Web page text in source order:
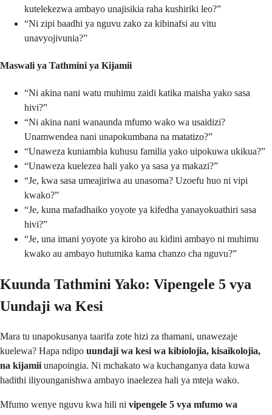
kutelekezwa ambayo unajisikia raha kushiriki leo?”
“Ni zipi baadhi ya nguvu zako za kibinafsi au vitu
unavyojivunia?”
Maswali ya Tathmini ya Kijamii
“Ni akina nani watu muhimu zaidi katika maisha yako sasa
hivi?”
“Ni akina nani wanaunda mfumo wako wa usaidizi?
Unamwendea nani unapokumbana na matatizo?”
“Unaweza kuniambia kuhusu familia yako uipokuwa ukikua?”
“Unaweza kuelezea hali yako ya sasa ya makazi?”
“Je, kwa sasa umeajiriwa au unasoma? Uzoefu huo ni vipi
kwako?”
“Je, kuna mafadhaiko yoyote ya kifedha yanayokuathiri sasa
hivi?”
“Je, una imani yoyote ya kiroho au kidini ambayo ni muhimu
kwako au ambayo hutumika kama chanzo cha nguvu?”
Kuunda Tathmini Yako: Vipengele 5 vya
Uundaji wa Kesi
Mara tu unapokusanya taarifa zote hizi za thamani, unawezaje
kuelewa? Hapa ndipo uundaji wa kesi wa kibiolojia, kisaikolojia,
na kijamii unapoingia. Ni mchakato wa kuchanganya data kuwa
hadithi iliyounganishwa ambayo inaelezea hali ya mteja wako.
Mfumo wenye nguvu kwa hili ni vipengele 5 vya mfumo wa